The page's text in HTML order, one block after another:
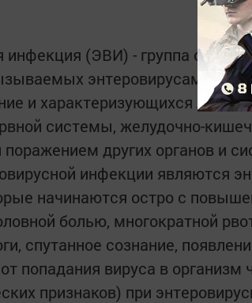
инфекция (ЭВИ) - группа
энтеровирусами,
и характеризующихся
системы, желудочно-
поражением других органов и
инфекции являются
начинаются остро с
болью, многократной
спутанное сознание,
попадания вируса в организм
признаков) при